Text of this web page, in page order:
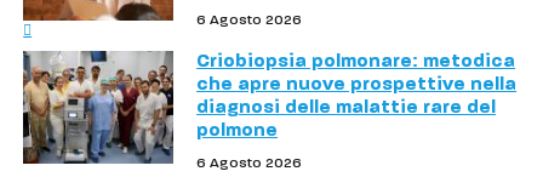
6 Agosto 2026
Criobiopsia polmonare: metodica
che apre nuove prospettive nella
diagnosi delle malattie rare del
polmone
6 Agosto 2026